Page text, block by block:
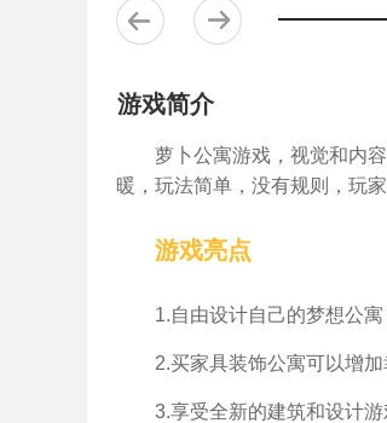
游戏简介
萝卜公寓游戏，视觉和内
暖，玩法简单，没有规则，玩家
游戏亮点
1.自由设计自己的梦想公
2.买家具装饰公寓可以增
3.享受全新的建筑和设计